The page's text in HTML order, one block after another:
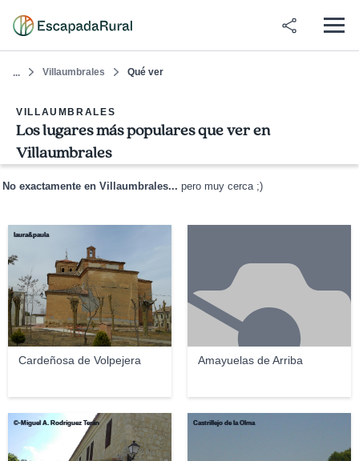
... Villaumbrales Qué ver
VILLAUMBRALES
Los lugares más populares que ver en
Villaumbrales
No exactamente en Villaumbrales... pero muy cerca ;)
Cardeñosa de Volpejera
laura&paula
Amayuelas de Arriba
©-Miguel A. Rodríguez Terán Castrillejo de la Olma